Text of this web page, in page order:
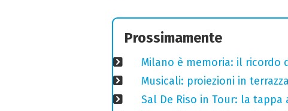
Prossimamente
Milano è memoria: il ricordo
Musicali: proiezioni in
Sal De Riso in Tour: la